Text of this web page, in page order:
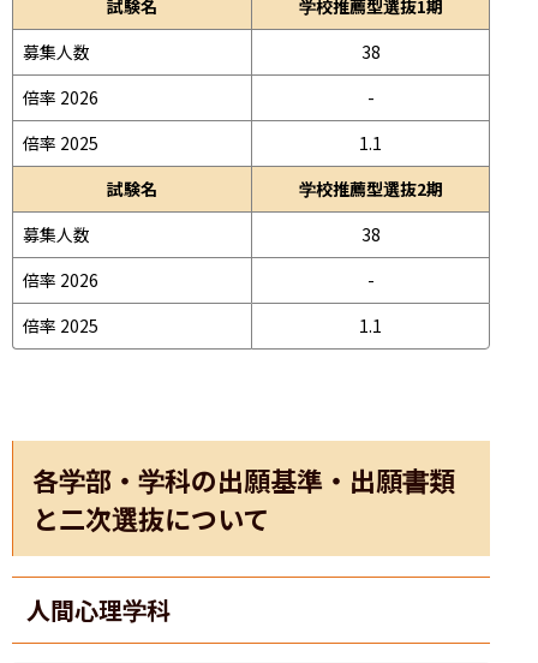
試験名
学校推薦型選抜1期
募集人数
38
倍率 2026
-
倍率 2025
1.1
試験名
学校推薦型選抜2期
募集人数
38
倍率 2026
-
倍率 2025
1.1
各学部・学科の出願基準・出願書類
と二次選抜について
人間心理学科